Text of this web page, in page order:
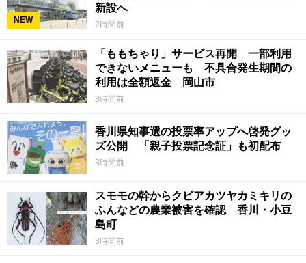
NEW
新設へ
2時間前
「ももちゃり」サービス再開 一部利用
できないメニューも 不具合発生期間の
利用は全額返金 岡山市
3時間前
香川県知事選の投票率アップへ啓発グッ
ズ公開 「親子投票記念証」も初配布
3時間前
スモモの幹からクビアカツヤカミキリの
ふんなどの農業被害を確認 香川・小豆
島町
3時間前